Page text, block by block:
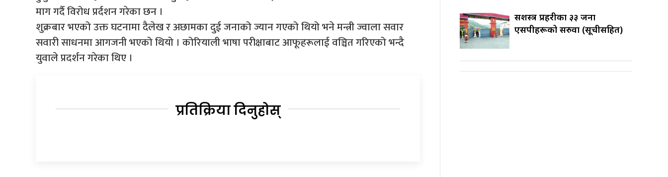
माग गर्दै विरोध प्रर्दशन गरेका छन ।
शुक्रबार भएको उक्त घटनामा दैलेख र अछामका दुई जनाको ज्यान गएको थियो भने मन्त्री ज्वाला सवार
सवारी साधनमा आगजनी भएको थियो । कोरियाली भाषा परीक्षाबाट आफूहरूलाई वञ्चित गरिएको भन्दै
युवाले प्रदर्शन गरेका थिए ।
प्रतिक्रिया दिनुहोस्
सशस्त्र प्रहरीका ३३ जना
एसपीहरूको सरुवा (सूचीसहित)